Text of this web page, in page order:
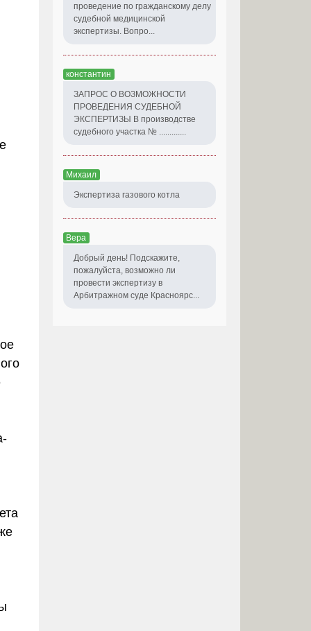
проведение по гражданскому делу
судебной медицинской
экспертизы. Вопро...
константин
ЗАПРОС О ВОЗМОЖНОСТИ
ПРОВЕДЕНИЯ СУДЕБНОЙ
ЭКСПЕРТИЗЫ В производстве
судебного участка № .............
Михаил
Экспертиза газового котла
Вера
Добрый день! Подскажите,
пожалуйста, возможно ли
провести экспертизу в
Арбитражном суде Красноярс...